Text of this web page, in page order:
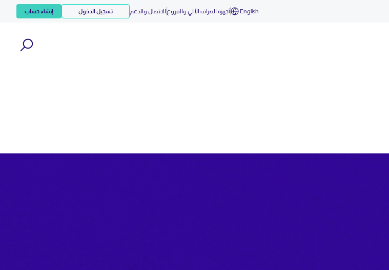
English أجهزة الصراف الآلي والفروع الاتصال والدعم تسجيل الدخول إنشاء حساب